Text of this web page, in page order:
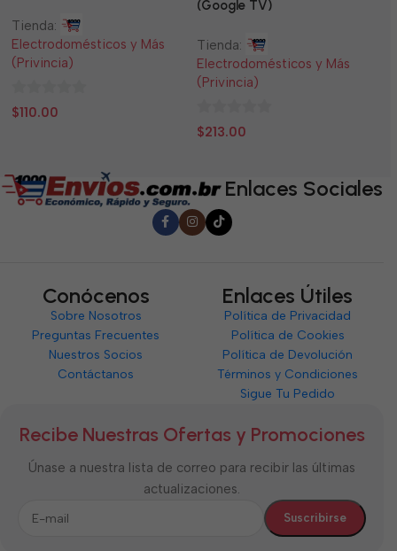
Tienda:
Electrodomésticos y Más
(Privincia)
0
$110.00
(Google TV)
Tienda:
Electrodomésticos y Más
(Privincia)
0
$213.00
Enlaces Sociales
Conócenos
Sobre Nosotros
Preguntas Frecuentes
Nuestros Socios
Contáctanos
Enlaces Útiles
Política de Privacidad
Política de Cookies
Política de Devolución
Términos y Condiciones
Sigue Tu Pedido
Recibe Nuestras Ofertas y Promociones
Únase a nuestra lista de correo para recibir las últimas
actualizaciones.